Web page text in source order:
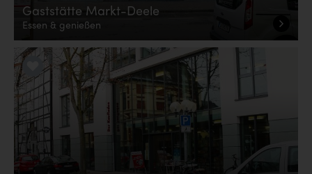
Gaststätte Markt-Deele
Essen & genießen
LiKE it!